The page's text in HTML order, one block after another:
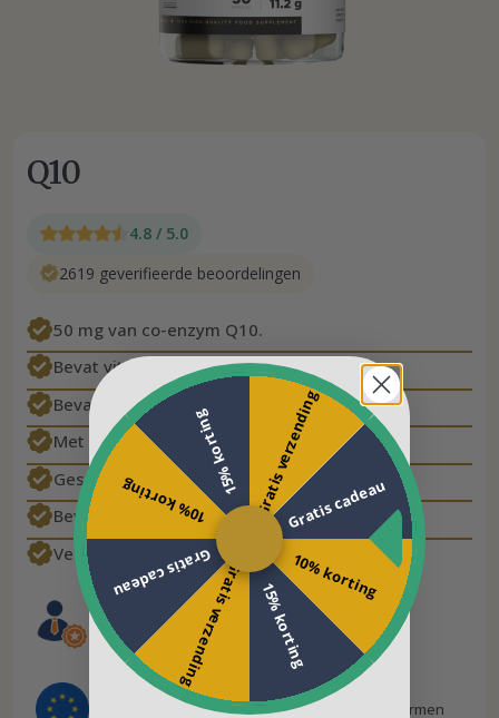
Q10
4.8 / 5.0
2619 geverifieerde beoordelingen
50 mg van co-enzym Q10.
Bevat vitamine B1.
Bevat vitamine E.
Met selenium.
Geschikt voor veganisten.
Bevat geen lactose.
Vervaardigd in de EU.
Ontwikkeld in samenwerking met experts
Gemaakt in de EU volgens strenge kwaliteitsnormen
Gratis verzending
Gratis cadeau
10% korting
15% korting
Gratis verzending
Gratis cadeau
10% korting
15% korting